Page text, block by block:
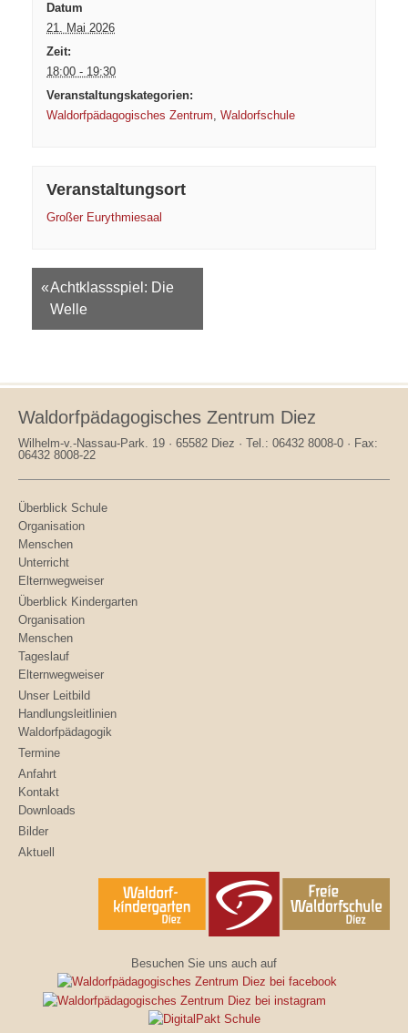
Datum
21. Mai 2026
Zeit:
18:00 - 19:30
Veranstaltungskategorien:
Waldorfpädagogisches Zentrum,Waldorfschule
Veranstaltungsort
Großer Eurythmiesaal
Veranstaltungsnavigation
«Achtklassspiel: Die
Welle
Waldorfpädagogisches Zentrum Diez
Wilhelm-v.-Nassau-Park. 19 · 65582 Diez · Tel.: 06432 8008-0 · Fax:
06432 8008-22
Überblick Schule
Organisation
Menschen
Unterricht
Elternwegweiser
Überblick Kindergarten
Organisation
Menschen
Tageslauf
Elternwegweiser
Unser Leitbild
Handlungsleitlinien
Waldorfpädagogik
Termine
Anfahrt
Kontakt
Downloads
Bilder
Aktuell
Besuchen Sie uns auch auf